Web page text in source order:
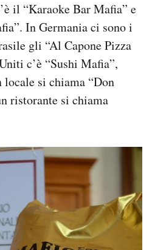
il “Karaoke Bar Mafia” e
In Germania ci sono i
gli “Al Capone Pizza
c’è “Sushi Mafia”,
si chiama “Don
ristorante si chiama